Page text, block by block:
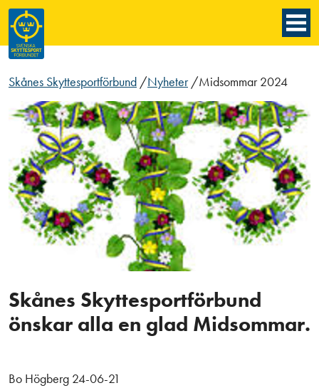
Skånes Skyttesportförbund /Nyheter /Midsommar 2024
Skånes Skyttesportförbund
önskar alla en glad Midsommar.
Bo Högberg 24-06-21